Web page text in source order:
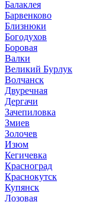
Балаклея
Барвенково
Близнюки
Богодухов
Боровая
Валки
Великий Бурлук
Волчанск
Двуречная
Дергачи
Зачепиловка
Змиев
Золочев
Изюм
Кегичевка
Красноград
Краснокутск
Купянск
Лозовая